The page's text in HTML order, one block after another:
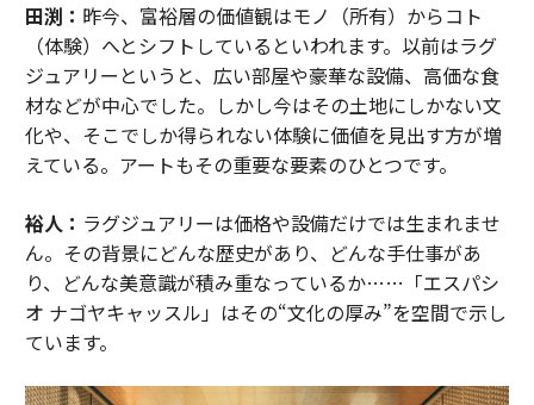
田渕： 昨今、富裕層の価値観はモノ（所有）からコト
（体験）へとシフトしているといわれます。以前はラグ
ジュアリーというと、広い部屋や豪華な設備、高価な食
材などが中心でした。しかし今はその土地にしかない文
化や、そこでしか得られない体験に価値を見出す方が増
えている。アートもその重要な要素のひとつです。
裕人： ラグジュアリーは価格や設備だけでは生まれませ
ん。その背景にどんな歴史があり、どんな手仕事があ
り、どんな美意識が積み重なっているか……「エスパシ
オ ナゴヤキャッスル」はその“文化の厚み”を空間で示し
ています。